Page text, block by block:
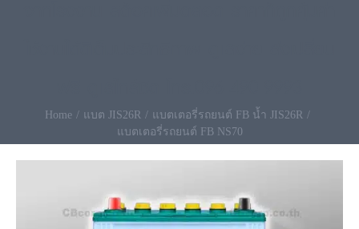
Home แบต JIS26R
แบตเตอรี่รถยนต์ FB น้ำ JIS26R
แบตเตอรี่รถยนต์ FB NS70